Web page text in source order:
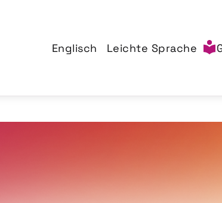
Englisch Leichte Sprache